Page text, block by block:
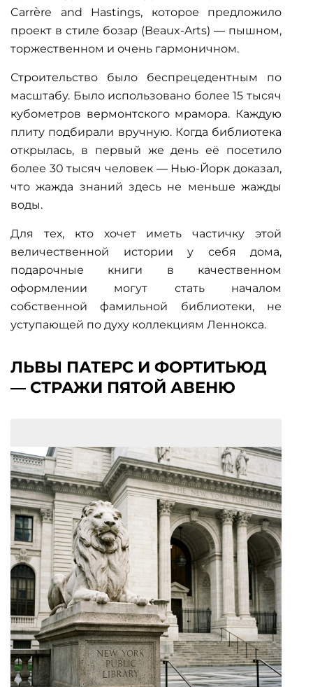
Carrère and Hastings, которое предложило
проект в стиле бозар (Beaux-Arts) — пышном,
торжественном и очень гармоничном.
Строительство было беспрецедентным по
масштабу. Было использовано более 15 тысяч
кубометров вермонтского мрамора. Каждую
плиту подбирали вручную. Когда библиотека
открылась, в первый же день её посетило
более 30 тысяч человек — Нью-Йорк доказал,
что жажда знаний здесь не меньше жажды
воды.
Для тех, кто хочет иметь частичку этой
величественной истории у себя дома,
подарочные книги в качественном
оформлении могут стать началом
собственной фамильной библиотеки, не
уступающей по духу коллекциям Леннокса.
ЛЬВЫ ПАТЕРС И ФОРТИТЬЮД
— СТРАЖИ ПЯТОЙ АВЕНЮ